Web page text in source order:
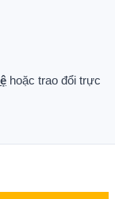
hoặc trao đổi trực